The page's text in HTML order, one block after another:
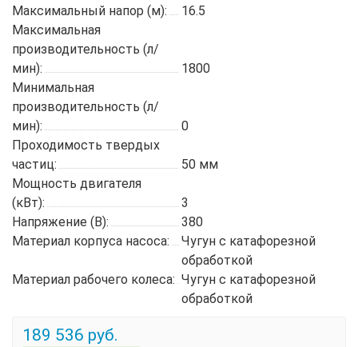
Максимальный напор (м):
16.5
Максимальная
производительность (л/
мин):
1800
Минимальная
производительность (л/
мин):
0
Проходимость твердых
частиц:
50 мм
Мощность двигателя
(кВт):
3
Напряжение (В):
380
Материал корпуса насоса:
Чугун с катафорезной
обработкой
Материал рабочего колеса: Чугун с катафорезной
обработкой
189 536 руб.